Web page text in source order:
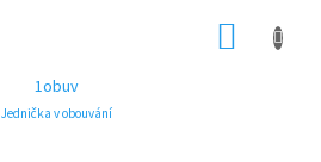
1obuv
Jednička v obouvání